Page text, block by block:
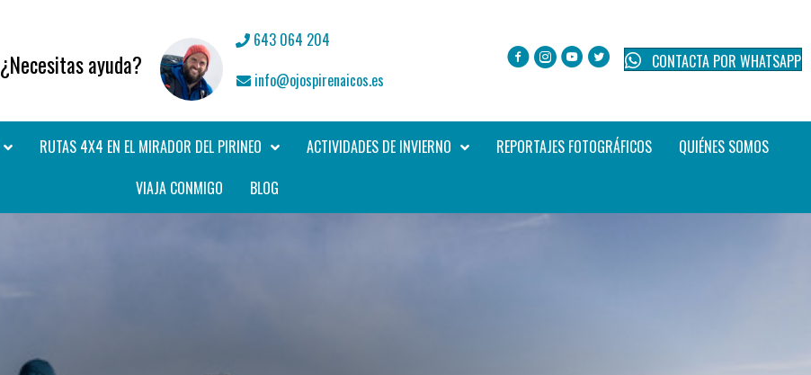
¿Necesitas ayuda?
643 064 204
info@ojospirenaicos.es
CONTACTA POR WHATSAPP
RUTAS 4X4 EN EL MIRADOR DEL PIRINEO ACTIVIDADES DE INVIERNO REPORTAJES FOTOGRÁFICOS
QUIÉNES SOMOS
VIAJA CONMIGO
BLOG